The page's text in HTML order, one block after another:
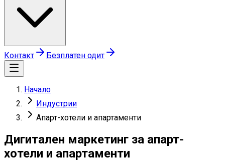
Контакт Безплатен одит
Начало
Индустрии
Апарт-хотели и апартаменти
Дигитален маркетинг за апарт-
хотели и апартаменти